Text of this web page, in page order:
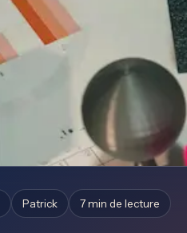
Patrick 7 min de lecture